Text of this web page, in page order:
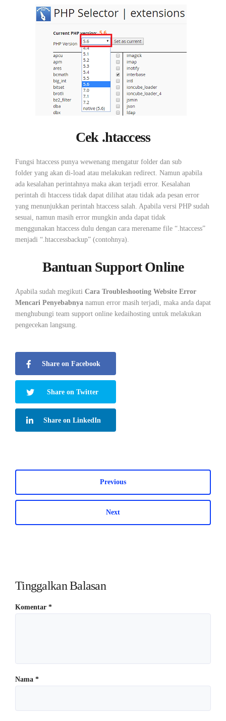
Cek .htaccess
Fungsi htaccess punya wewenang mengatur folder dan sub
folder yang akan di-load atau melakukan redirect. Namun apabila
ada kesalahan perintahnya maka akan terjadi error. Kesalahan
perintah di htaccess tidak dapat dilihat atau tidak ada pesan error
yang menunjukkan perintah htaccess salah. Apabila versi PHP sudah
sesuai, namun masih error mungkin anda dapat tidak
menggunakan htaccess dulu dengan cara merename file “.htaccess”
menjadi “.htaccessbackup” (contohnya).
Bantuan Support Online
Apabila sudah megikuti Cara Troubleshooting Website Error
Mencari Penyebabnya namun error masih terjadi, maka anda dapat
menghubungi team support online kedaihosting untuk melakukan
pengecekan langsung.
Share on Facebook
Share on Twitter
Share on LinkedIn
Previous
Next
Tinggalkan Balasan
Komentar *
Nama *